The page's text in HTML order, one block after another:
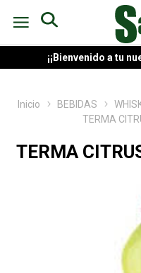
¡¡Bienvenido a tu
Inicio BEBIDAS
TERMA
TERMA